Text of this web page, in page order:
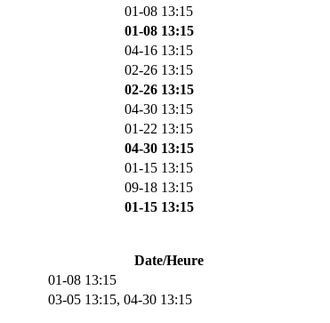
01-08 13:15
01-08 13:15
04-16 13:15
02-26 13:15
02-26 13:15
04-30 13:15
01-22 13:15
04-30 13:15
01-15 13:15
09-18 13:15
01-15 13:15
Date/Heure
01-08 13:15
03-05 13:15, 04-30 13:15